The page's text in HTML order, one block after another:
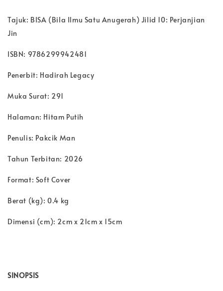
Tajuk: BISA (Bila Ilmu Satu Anugerah) Jilid 10: Perjanjian
Jin
ISBN: 9786299942481
Penerbit: Hadirah Legacy
Muka Surat: 291
Halaman: Hitam Putih
Penulis: Pakcik Man
Tahun Terbitan: 2026
Format: Soft Cover
Berat (kg): 0.4 kg
Dimensi (cm): 2cm x 21cm x 15cm
SINOPSIS